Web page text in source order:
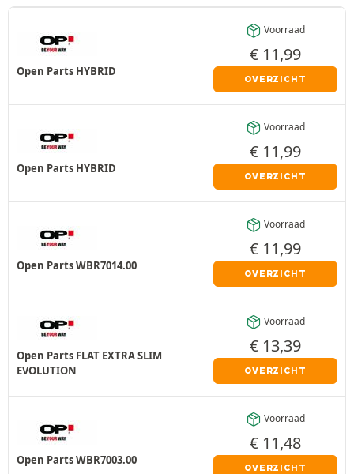
Open Parts HYBRID
Voorraad
€ 11,99
OVERZICHT
Open Parts HYBRID
Voorraad
€ 11,99
OVERZICHT
Open Parts WBR7014.00
Voorraad
€ 11,99
OVERZICHT
Open Parts FLAT EXTRA SLIM
EVOLUTION
Voorraad
€ 13,39
OVERZICHT
Open Parts WBR7003.00
Voorraad
€ 11,48
OVERZICHT